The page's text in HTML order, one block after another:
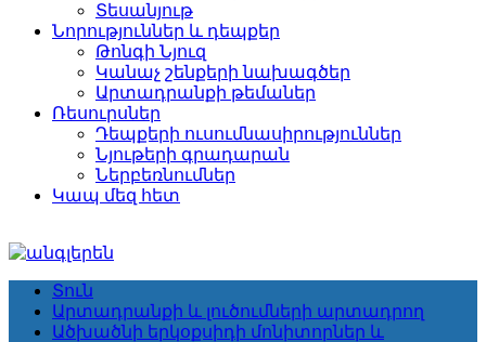
Տեսանյութ
Նորություններ և դեպքեր
Թոնգի Նյուզ
Կանաչ շենքերի նախագծեր
Արտադրանքի թեմաներ
Ռեսուրսներ
Դեպքերի ուսումնասիրություններ
Նյութերի գրադարան
Ներբեռնումներ
Կապ մեզ հետ
Տուն
Արտադրանքի և լուծումների արտադրող
Ածխածնի երկօքսիդի մոնիտորներ և